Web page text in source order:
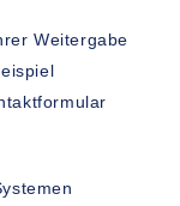
Weitergabe